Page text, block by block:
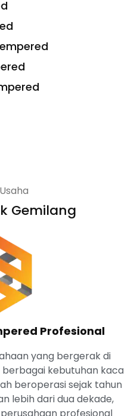
Gemilang
Profesional
yang bergerak di
kebutuhan kaca
beroperasi sejak tahun
lebih dari dua dekade,